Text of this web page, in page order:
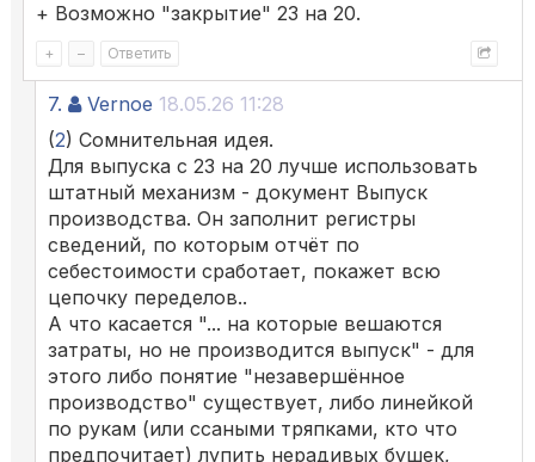
+ Возможно "закрытие" 23 на 20.
+ – Ответить
7. Vernoe 18.05.26 11:28
(2) Сомнительная идея.
Для выпуска с 23 на 20 лучше использовать
штатный механизм - документ Выпуск
производства. Он заполнит регистры
сведений, по которым отчёт по
себестоимости сработает, покажет всю
цепочку переделов..
А что касается "... на которые вешаются
затраты, но не производится выпуск" - для
этого либо понятие "незавершённое
производство" существует, либо линейкой
по рукам (или ссаными тряпками, кто что
предпочитает) лупить нерадивых бушек,